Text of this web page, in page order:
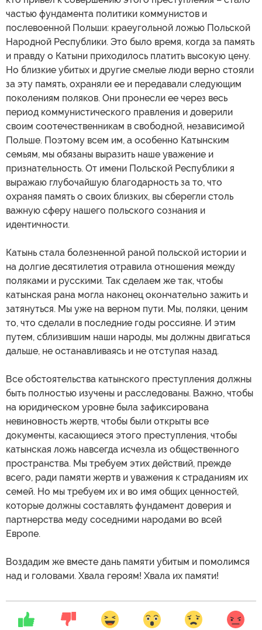
частью фундамента политики коммунистов и
послевоенной Польши: краеугольной ложью Польской
Народной Республики. Это было время, когда за память
и правду о Катыни приходилось платить высокую цену.
Но близкие убитых и другие смелые люди верно стояли
за эту память, охраняли ее и передавали следующим
поколениям поляков. Они пронесли ее через весь
период коммунистического правления и доверили
своим соотечественникам в свободной, независимой
Польше. Поэтому всем им, а особенно Катынским
семьям, мы обязаны выразить наше уважение и
признательность. От имени Польской Республики я
выражаю глубочайшую благодарность за то, что
охраняя память о своих близких, вы сберегли столь
важную сферу нашего польского сознания и
идентичности.
Катынь стала болезненной раной польской истории и
на долгие десятилетия отравила отношения между
поляками и русскими. Так сделаем же так, чтобы
катынская рана могла наконец окончательно зажить и
затянуться. Мы уже на верном пути. Мы, поляки, ценим
то, что сделали в последние годы россияне. И этим
путем, сблизившим наши народы, мы должны двигаться
дальше, не останавливаясь и не отступая назад.
Все обстоятельства катынского преступления должны
быть полностью изучены и расследованы. Важно, чтобы
на юридическом уровне была зафиксирована
невиновность жертв, чтобы были открыты все
документы, касающиеся этого преступления, чтобы
катынская ложь навсегда исчезла из общественного
пространства. Мы требуем этих действий, прежде
всего, ради памяти жертв и уважения к страданиям их
семей. Но мы требуем их и во имя общих ценностей,
которые должны составлять фундамент доверия и
партнерства меду соседними народами во всей
Европе.
Воздадим же вместе дань памяти убитым и помолимся
над и головами. Хвала героям! Хвала их памяти!